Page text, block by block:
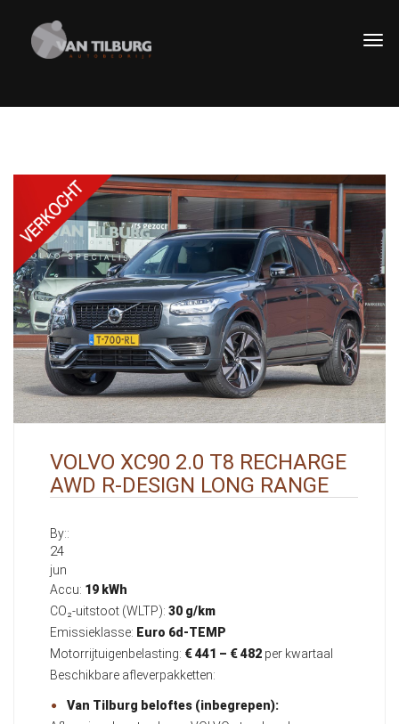
VOLVO XC90 2.0 T8 RECHARGE
AWD R-DESIGN LONG RANGE
By::
24
jun
Accu: 19 kWh
CO₂-uitstoot (WLTP): 30 g/km
Emissieklasse: Euro 6d-TEMP
Motorrijtuigenbelasting: € 441 – € 482 per kwartaal
Beschikbare afleverpakketten:
Van Tilburg beloftes (inbegrepen):